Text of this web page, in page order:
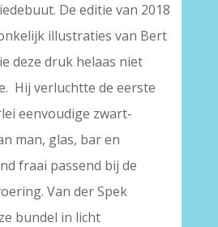
De editie van 2018
illustraties van Bert
deze druk helaas niet
Hij verluchtte de eerste
eenvoudige zwart-
man, glas, bar en
fraai passend bij de
Van der Spek
bundel in licht